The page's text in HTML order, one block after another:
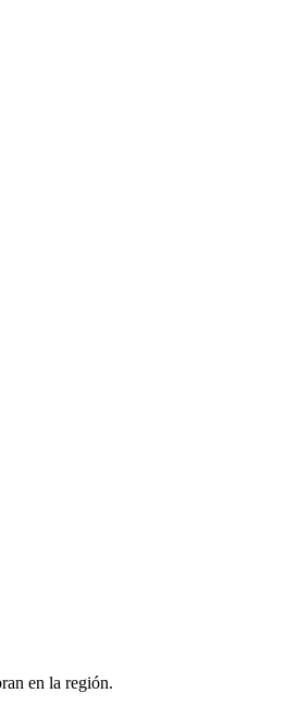
en la región.